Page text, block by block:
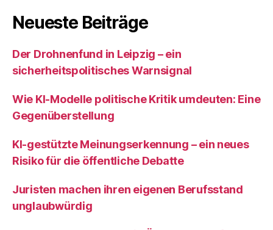
Neueste Beiträge
Der Drohnenfund in Leipzig – ein
sicherheitspolitisches Warnsignal
Wie KI‑Modelle politische Kritik umdeuten: Eine
Gegenüberstellung
KI‑gestützte Meinungserkennung – ein neues
Risiko für die öffentliche Debatte
Juristen machen ihren eigenen Berufsstand
unglaubwürdig